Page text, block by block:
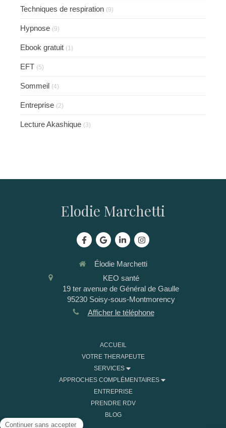
Techniques de respiration (9)
Hypnose (9)
Ebook gratuit (1)
EFT (5)
Sommeil (4)
Entreprise (2)
Lecture Akashique (3)
Elodie Marchetti
Élodie Marchetti
KEO santé
19 ter avenue de Général de Gaulle
95230 Soisy-sous-Montmorency
Afficher le téléphone
ACCUEIL
VOTRE THERAPEUTE
SERVICES
APPROCHES COMPLÉMENTAIRES
ENTREPRISE
PRENDRE RDV
BLOG